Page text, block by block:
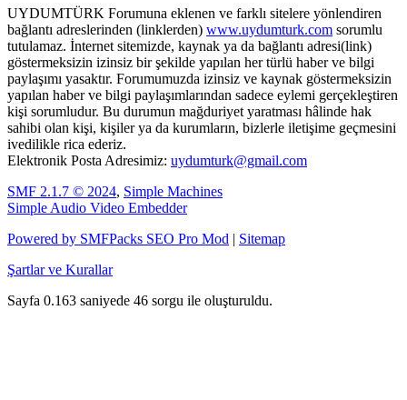
UYDUMTÜRK Forumuna eklenen ve farklı sitelere yönlendiren
bağlantı adreslerinden (linklerden) www.uydumturk.com sorumlu
tutulamaz. İnternet sitemizde, kaynak ya da bağlantı adresi(link)
göstermeksizin izinsiz bir şekilde yapılan her türlü haber ve bilgi
paylaşımı yasaktır. Forumumuzda izinsiz ve kaynak göstermeksizin
yapılan haber ve bilgi paylaşımlarından sadece eylemi gerçekleştiren
kişi sorumludur. Bu durumun mağduriyet yaratması hâlinde hak
sahibi olan kişi, kişiler ya da kurumların, bizlerle iletişime geçmesini
ivedilikle rica ederiz.
Elektronik Posta Adresimiz: uydumturk@gmail.com
SMF 2.1.7 © 2024, Simple Machines
Simple Audio Video Embedder
Powered by SMFPacks SEO Pro Mod | Sitemap
Şartlar ve Kurallar
Sayfa 0.163 saniyede 46 sorgu ile oluşturuldu.